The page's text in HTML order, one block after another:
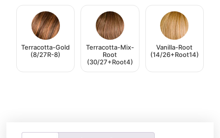
Terracotta-Gold
(8/27R-8)
Terracotta-Mix-
Root
(30/27+Root4)
Vanilla-Root
(14/26+Root14)